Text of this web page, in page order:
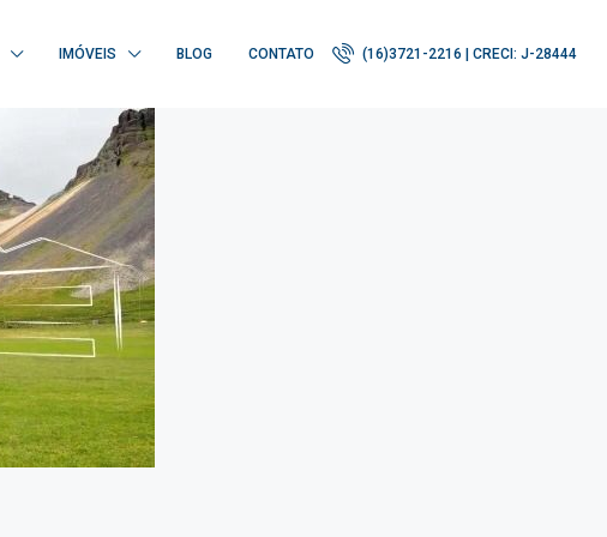
IMÓVEIS BLOG CONTATO (16)3721-2216 | CRECI: J-28444